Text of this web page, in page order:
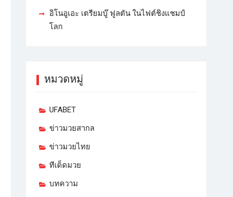
อิโนอูเอะ เตรียมบู๊ ฟูลตัน ในไฟต์ชิงแชมป์
โลก
หมวดหมู่
UFABET
ข่าวมวยสากล
ข่าวมวยไทย
ทีเด็ดมวย
บทความ